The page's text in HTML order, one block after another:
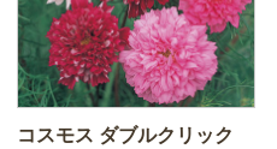
コスモス ダブルクリック